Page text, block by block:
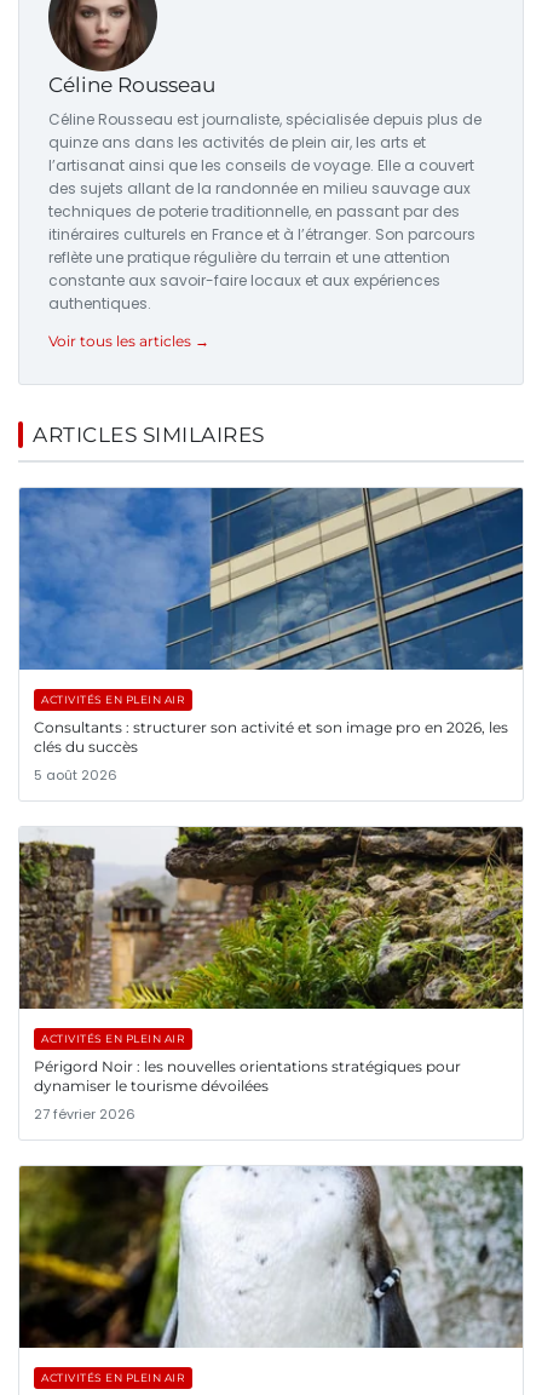
Céline Rousseau
Céline Rousseau est journaliste, spécialisée depuis plus de
quinze ans dans les activités de plein air, les arts et
l’artisanat ainsi que les conseils de voyage. Elle a couvert
des sujets allant de la randonnée en milieu sauvage aux
techniques de poterie traditionnelle, en passant par des
itinéraires culturels en France et à l’étranger. Son parcours
reflète une pratique régulière du terrain et une attention
constante aux savoir-faire locaux et aux expériences
authentiques.
Voir tous les articles →
ARTICLES SIMILAIRES
ACTIVITÉS EN PLEIN AIR
Consultants : structurer son activité et son image pro en 2026, les
clés du succès
5 août 2026
ACTIVITÉS EN PLEIN AIR
Périgord Noir : les nouvelles orientations stratégiques pour
dynamiser le tourisme dévoilées
27 février 2026
ACTIVITÉS EN PLEIN AIR